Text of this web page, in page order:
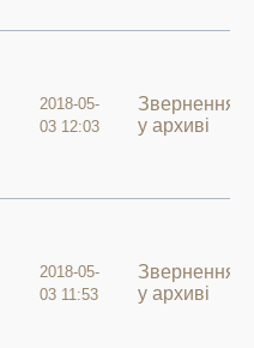
2018-05-
03 12:03
Звернення
у архиві
2018-05-
03 11:53
Звернення
у архиві